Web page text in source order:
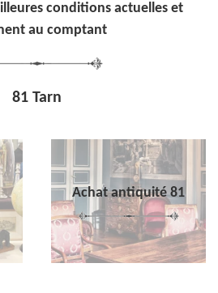
conditions actuelles et
au comptant
81 Tarn
Achat antiquité 81